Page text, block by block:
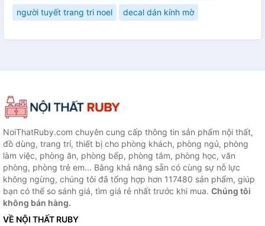
người tuyết trang tri noel decal dán kính mờ
NoiThatRuby.com chuyên cung cấp thông tin sản phẩm nội thất,
đồ dùng, trang trí, thiết bị cho phòng khách, phòng ngủ, phòng
làm việc, phòng ăn, phòng bếp, phòng tắm, phòng học, văn
phòng, phòng trẻ em... Bằng khả năng sẵn có cùng sự nỗ lực
không ngừng, chúng tôi đã tổng hợp hơn 117480 sản phẩm, giúp
bạn có thể so sánh giá, tìm giá rẻ nhất trước khi mua. Chúng tôi
không bán hàng.
VỀ NỘI THẤT RUBY